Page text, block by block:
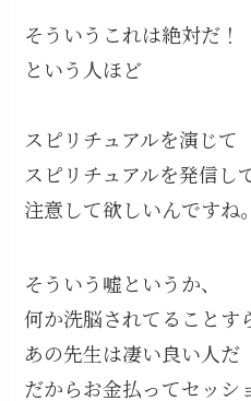
そういうこれは絶対だ！
という人ほど
スピリチュアルを演じて
スピリチュアルを発信し
注意して欲しいんですね。
そういう嘘というか、
何か洗脳されてることす
あの先生は凄い良い人だ
だからお金払ってセッシ